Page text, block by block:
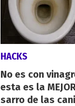
HACKS
No es con
esta es la
sarro de las